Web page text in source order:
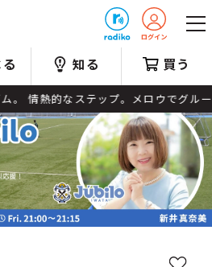
知る 買う
なステップ。メロウでグル